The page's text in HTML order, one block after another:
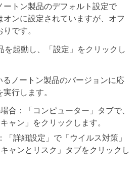
ートン製品のデフォルト設定で
ンに設定されていますが、オフ
です。
起動し、「設定」をクリックし
るノートン製品のバージョンに応
行します。
合：「コンピューター」タブで、
ャン」をクリックします。
詳細設定」で「ウイルス対策」
ャンとリスク」タブをクリックし